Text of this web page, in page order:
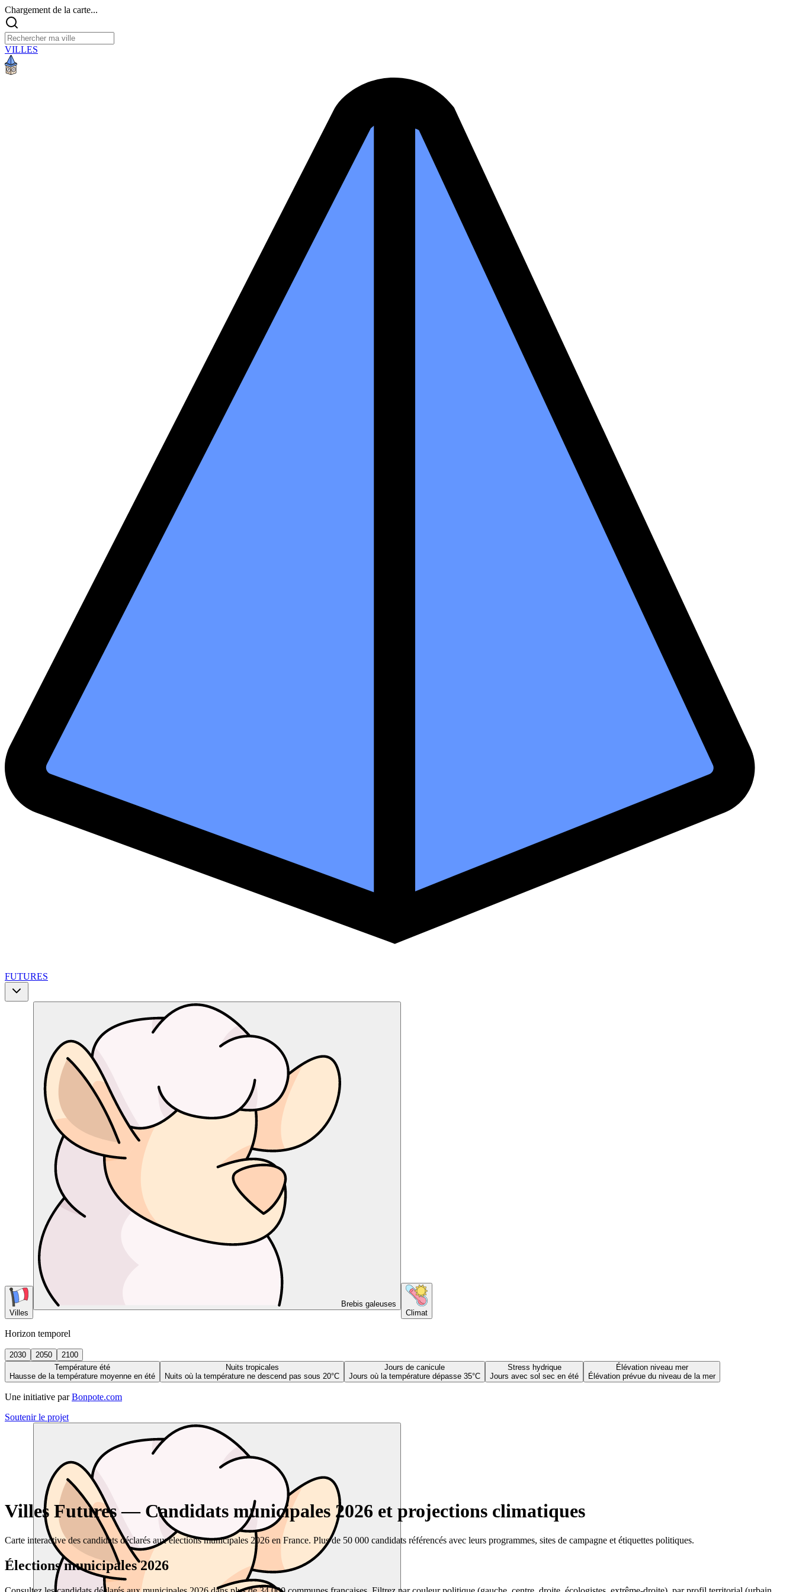
Chargement de la carte...
VILLES
FUTURES
Villes
Brebis galeuses
Climat
Horizon temporel
2030 2050
2100
Température été
Hausse de la température moyenne en été
Nuits tropicales
Nuits où la température ne descend pas sous 20°C
Jours de canicule
Jours où la température dépasse 35°C
Stress hydrique
Jours avec sol sec en été
Élévation niveau mer
Élévation prévue du niveau de la mer
Une initiative par Bonpote.com
Soutenir le projet
Villes Futures — Candidats municipales 2026 et projections climatiques
Carte interactive des candidats déclarés aux élections municipales 2026 en France. Plus de 50 000 candidats référencés avec leurs programmes, sites de campagne et étiquettes politiques.
Élections municipales 2026